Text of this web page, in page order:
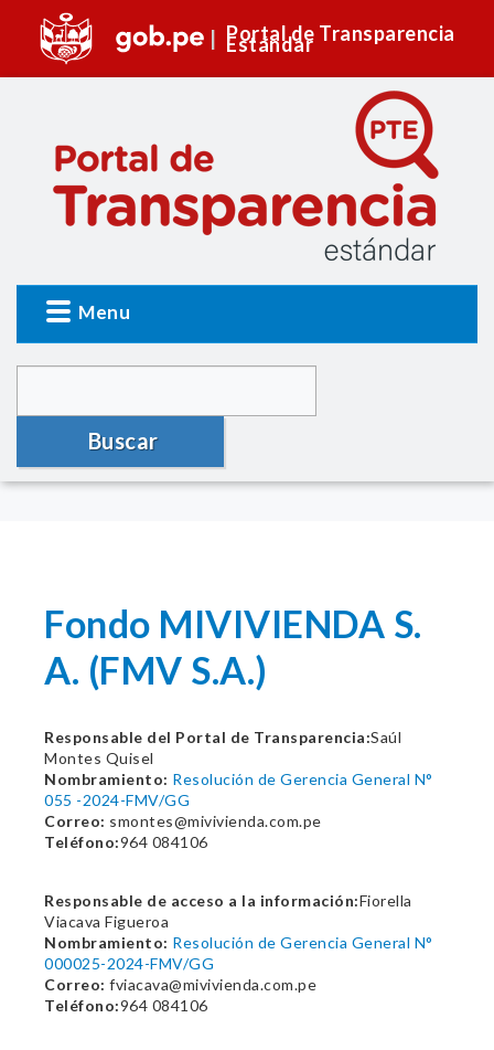
Portal de Transparencia
Estándar
Menu
Buscar
Fondo MIVIVIENDA S.
A. (FMV S.A.)
Responsable del Portal de Transparencia:Saúl
Montes Quisel
Nombramiento: Resolución de Gerencia General N°
055 -2024-FMV/GG
Correo: smontes@mivivienda.com.pe
Teléfono:964 084106
Responsable de acceso a la información:Fiorella
Viacava Figueroa
Nombramiento: Resolución de Gerencia General N°
000025-2024-FMV/GG
Correo: fviacava@mivivienda.com.pe
Teléfono:964 084106